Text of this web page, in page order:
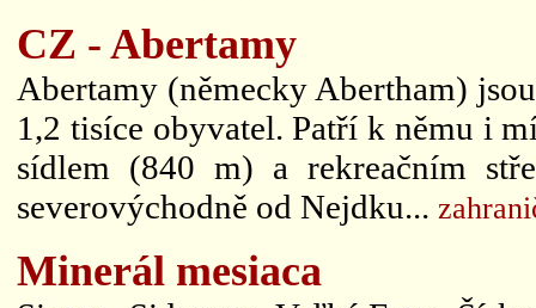
CZ - Abertamy
Abertamy (německy Abertham)
1,2 tisíce obyvatel. Patří k němu i
sídlem (840 m) a rekreačním
severovýchodně od Nejdku...
Minerál mesiaca